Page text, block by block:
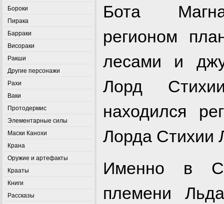
Бороки
Пирака
Барраки
Висораки
Ракши
Другие персонажи
Рахи
Ваки
Протодермис
Элементарные силы
Маски Канохи
Крана
Оружие и артефакты
Крааты
Книги
Рассказы
Бота
регионом
лесами и
Лорд
находился
Лорда Стихии
Именно в
племени